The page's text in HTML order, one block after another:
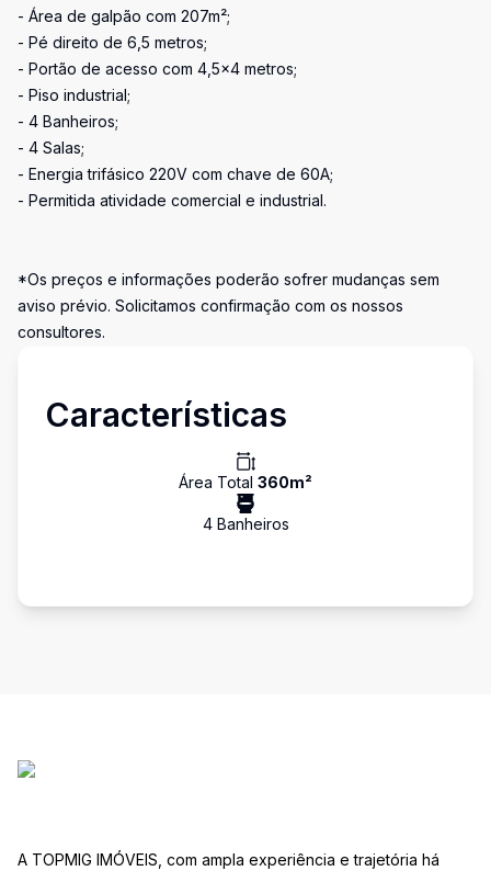
- Área de galpão com 207m²;
- Pé direito de 6,5 metros;
- Portão de acesso com 4,5x4 metros;
- Piso industrial;
- 4 Banheiros;
- 4 Salas;
- Energia trifásico 220V com chave de 60A;
- Permitida atividade comercial e industrial.
*Os preços e informações poderão sofrer mudanças sem
aviso prévio. Solicitamos confirmação com os nossos
consultores.
Características
Área Total 360m²
4Banheiros
A TOPMIG IMÓVEIS, com ampla experiência e trajetória há